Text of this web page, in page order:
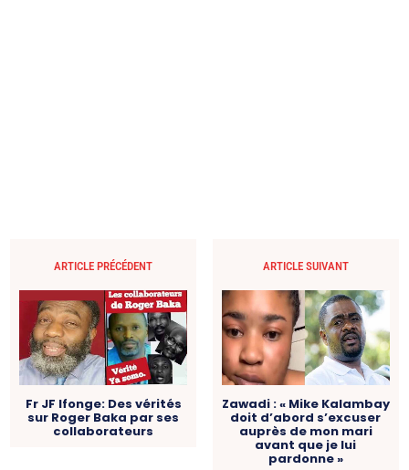
ARTICLE PRÉCÉDENT
Fr JF Ifonge: Des vérités
sur Roger Baka par ses
collaborateurs
ARTICLE SUIVANT
Zawadi : « Mike Kalambay
doit d’abord s’excuser
auprès de mon mari
avant que je lui
pardonne »